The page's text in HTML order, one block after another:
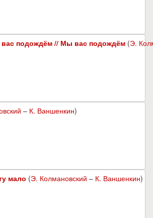
подождём // Мы вас подождём (Э.
– К. Ваншенкин)
мало (Э. Колмановский – К. Ваншенкин)